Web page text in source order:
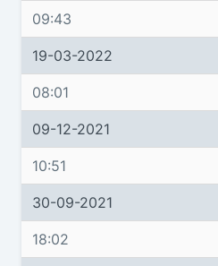
09:43
19-03-2022
08:01
09-12-2021
10:51
30-09-2021
18:02